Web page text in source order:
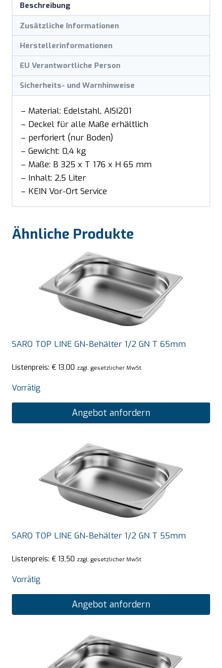
Beschreibung
Zusätzliche Informationen
Herstellerinformationen
EU Verantwortliche Person
Sicherheits- und Warnhinweise
– Material: Edelstahl, AISI201
– Deckel für alle Maße erhältlich
– perforiert (nur Boden)
– Gewicht: 0,4 kg
– Maße: B 325 x T 176 x H 65 mm
– Inhalt: 2,5 Liter
– KEIN Vor-Ort Service
Ähnliche Produkte
SARO TOP LINE GN-Behälter 1/2 GN T 65mm
Listenpreis: € 13,00 zzgl. gesetzlicher MwSt.
Vorrätig
Angebot anfordern
SARO TOP LINE GN-Behälter 1/2 GN T 55mm
Listenpreis: € 13,50 zzgl. gesetzlicher MwSt.
Vorrätig
Angebot anfordern